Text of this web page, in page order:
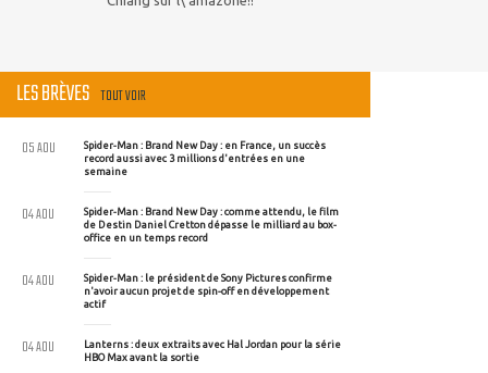
LES BRÈVES TOUT VOIR
Spider-Man : Brand New Day : en France, un succès
record aussi avec 3 millions d'entrées en une
semaine
05 AOU
Spider-Man : Brand New Day : comme attendu, le film
de Destin Daniel Cretton dépasse le milliard au box-
office en un temps record
04 AOU
Spider-Man : le président de Sony Pictures confirme
n'avoir aucun projet de spin-off en développement
actif
04 AOU
Lanterns : deux extraits avec Hal Jordan pour la série
HBO Max avant la sortie
04 AOU